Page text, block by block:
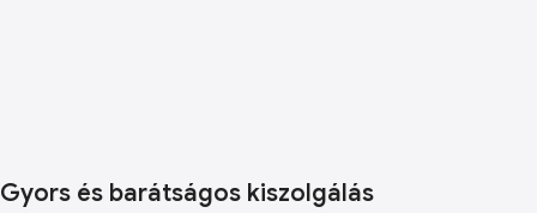
Gyors és barátságos kiszolgálás